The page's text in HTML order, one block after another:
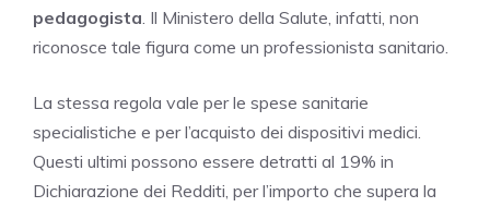
pedagogista . Il Ministero della Salute, infatti, non
riconosce tale figura come un professionista sanitario.
La stessa regola vale per le spese sanitarie
specialistiche e per l’acquisto dei dispositivi medici.
Questi ultimi possono essere detratti al 19% in
Dichiarazione dei Redditi, per l’importo che supera la